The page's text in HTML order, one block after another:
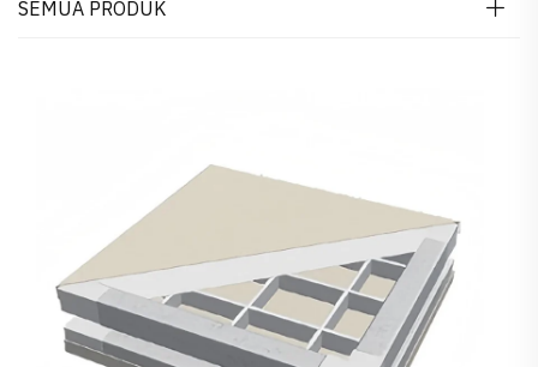
SEMUA PRODUK